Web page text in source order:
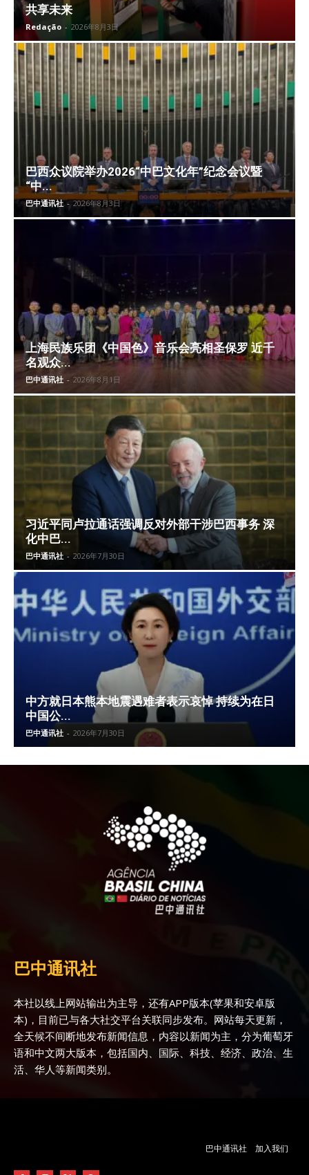
共享未来
Redação - 2026年8月3日
巴西众议院举办2026“中巴文化年”纪念会议暨
“中...
巴中通讯社 - 2026年8月3日
上海民族乐团《中国色》音乐会亮相圣保罗 近千
名观众...
巴中通讯社 - 2026年8月1日
习近平同卢拉通话强调反对外部干涉巴西事务 深
化中巴...
巴中通讯社 - 2026年7月30日
中方就日本熊本地震遇难者表示哀悼 持续为在日
中国公...
巴中通讯社 - 2026年7月30日
巴中通讯社
本社以线上网站输出为主导，还有APP版本(苹果和安卓版
本)，目前已与各大社交平台关联同步发布。网站每天更新，
全天候不间断地发布新闻信息，内容以新闻为主，分为葡萄牙
语和中文两大版本，包括国内、国际、科技、经济、政治、生
活、华人等新闻类别。
巴中通讯社 加入我们